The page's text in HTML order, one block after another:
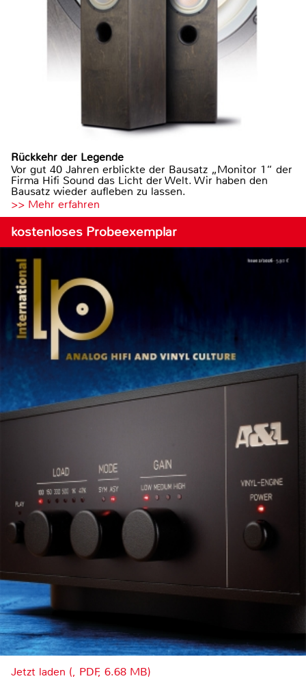
Rückkehr der Legende
Vor gut 40 Jahren erblickte der Bausatz „Monitor 1“ der
Firma Hifi Sound das Licht der Welt. Wir haben den
Bausatz wieder aufleben zu lassen.
>> Mehr erfahren
kostenloses Probeexemplar
Jetzt laden (, PDF, 6.68 MB)